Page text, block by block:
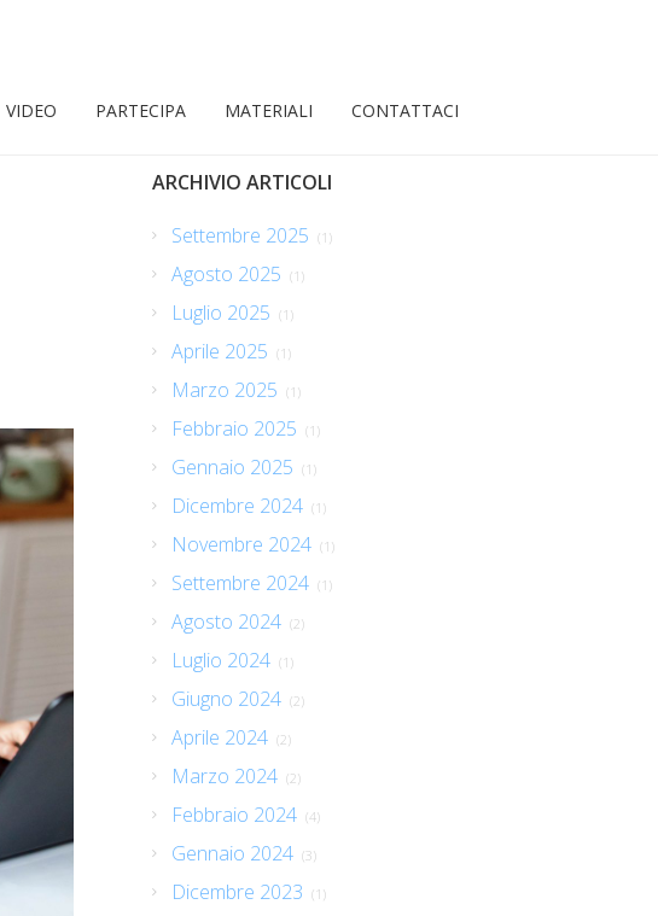
VIDEO PARTECIPA MATERIALI CONTATTACI
ARCHIVIO ARTICOLI
Settembre 2025 (1)
Agosto 2025 (1)
Luglio 2025 (1)
Aprile 2025 (1)
Marzo 2025 (1)
Febbraio 2025 (1)
Gennaio 2025 (1)
Dicembre 2024 (1)
Novembre 2024 (1)
Settembre 2024 (1)
Agosto 2024 (2)
Luglio 2024 (1)
Giugno 2024 (2)
Aprile 2024 (2)
Marzo 2024 (2)
Febbraio 2024 (4)
Gennaio 2024 (3)
Dicembre 2023 (1)